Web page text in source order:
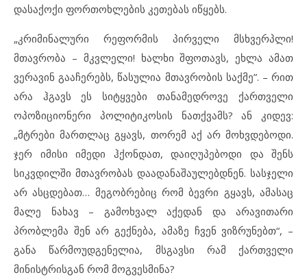
დასაქოქი ფორთოხლების კეთებას იწყებს.
„კრიმინალური რეფორმის პირველი მსხვერპლი!
მთავრობა – მკვლელი! ხალხი შფოთავს, ეხლა ამათ
ვერავინ გააჩერებს, წასულია მთავრობის საქმე”. – რით
არა ჰგავს ეს სიტყვები თანამედროვე ქართველი
ოპოზიციონერი პოლიტიკოსის ნათქვამს? ან კიდევ:
„მტრები მართლაც გყავს, თორემ აქ არ მოხვდებოდი.
ჯერ იმისი იმედი ჰქონდათ, დაიღუპებოდი და შენს
სიკვდილში მთავრობას დაადანაშაულებდნენ. სასჯელი
არ ასცდებათ… მეგობრებიც რომ ბევრი გყავს, ამასაც
მალე ნახავ – გამოხვალ აქედან და არავითარი
პრობლემა შენ არ გექნება, ამაზე ჩვენ ვიზრუნებთ“, –
განა
წარმოუდგენელია,
მსგავსი რამ ქართველი
მინისტრისგან რომ მოგვესმინა?